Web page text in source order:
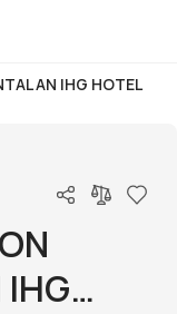
AN IHG HOTEL